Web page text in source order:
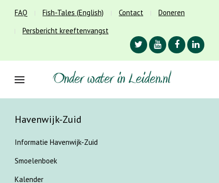
FAQ Fish-Tales (English) Contact
Doneren
Persbericht kreeftenvangst
Havenwijk-Zuid
Informatie Havenwijk-Zuid
Smoelenboek
Kalender